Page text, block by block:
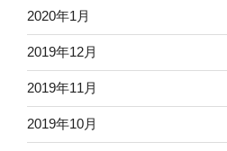
2020年1月
2019年12月
2019年11月
2019年10月